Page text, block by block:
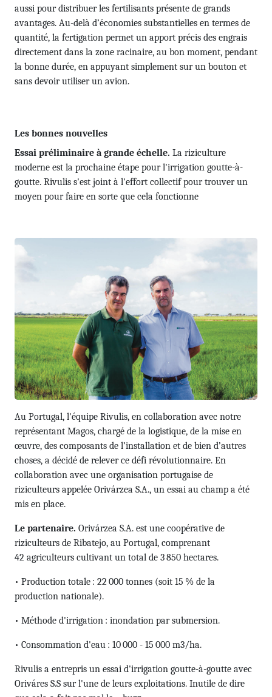
aussi pour distribuer les fertilisants présente de grands
avantages. Au-delà d’économies sub­stantielles en termes de
quantité, la fertigation permet un apport précis des engrais
directement dans la zone racinaire, au bon moment, pendant
la bonne durée, en appuyant simplement sur un bouton et
sans devoir utiliser un avion.
Les bonnes nouvelles
Essai préliminaire à grande échelle. La riziculture
moderne est la prochaine étape pour l'irrigation goutte-à-
goutte. Rivulis s'est joint à l'effort collectif pour trouver un
moyen pour faire en sorte que cela fonctionne
Au Portugal, l'équipe Rivulis, en collaboration avec notre
représentant Magos, chargé de la logistique, de la mise en
œuvre, des composants de l’installation et de bien d’autres
choses, a décidé de relever ce défi révolutionnaire. En
collaboration avec une organisation portugaise de
riziculteurs appelée Orivárzea S.A., un essai au champ a été
mis en place.
Le partenaire. Orivárzea S.A. est une coopérative de
riziculteurs de Ribatejo, au Portugal, comprenant
42 agriculteurs cultivant un total de 3 850 hectares.
• Production totale : 22 000 tonnes (soit 15 % de la
production nationale).
• Méthode d'irrigation : inondation par submersion.
• Consommation d'eau : 10 000 - 15 000 m3/ha.
Rivulis a entrepris un essai d'irrigation goutte-à-goutte avec
Oriváres S.S sur l'une de leurs exploitations. Inutile de dire